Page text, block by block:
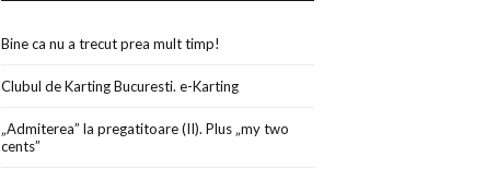
Bine ca nu a trecut prea mult timp!
Clubul de Karting Bucuresti. e-Karting
„Admiterea” la pregatitoare (II). Plus „my two
cents”